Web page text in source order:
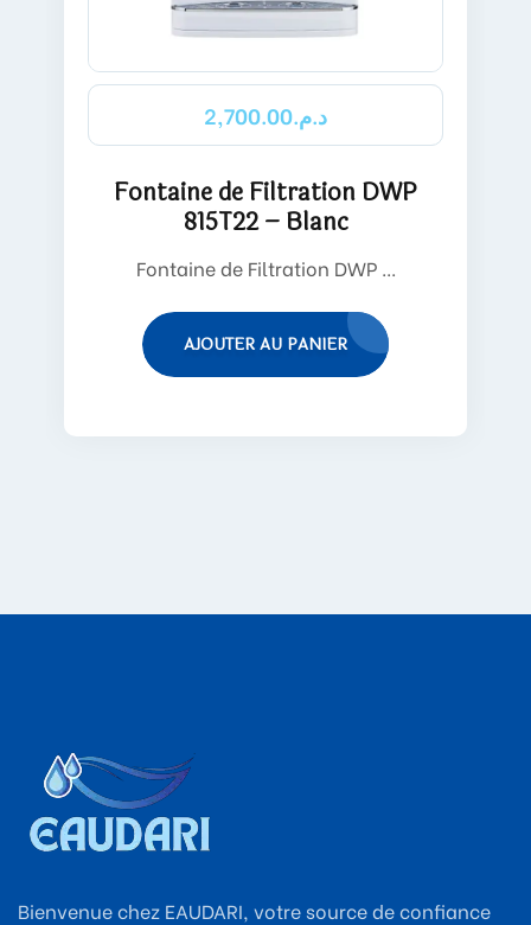
د.م.2,700.00
Fontaine de Filtration DWP
815T22 – Blanc
Fontaine de Filtration DWP ...
AJOUTER AU PANIER
Bienvenue chez EAUDARI, votre source de confiance